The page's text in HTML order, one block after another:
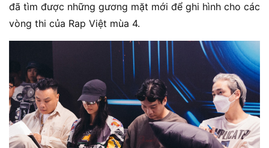
đã tìm được những gương mặt mới để ghi hình cho các
vòng thi của Rap Việt mùa 4.